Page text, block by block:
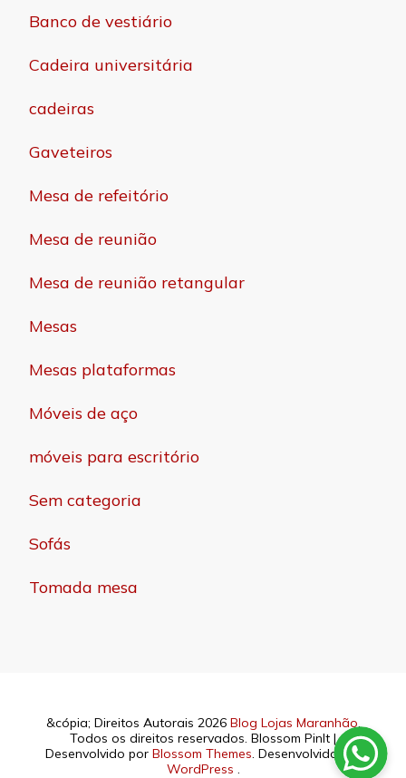
Banco de vestiário
Cadeira universitária
cadeiras
Gaveteiros
Mesa de refeitório
Mesa de reunião
Mesa de reunião retangular
Mesas
Mesas plataformas
Móveis de aço
móveis para escritório
Sem categoria
Sofás
Tomada mesa
&cópia; Direitos Autorais 2026 Blog Lojas Maranhão.
Todos os direitos reservados. Blossom PinIt |
Desenvolvido por Blossom Themes. Desenvolvido por
WordPress .